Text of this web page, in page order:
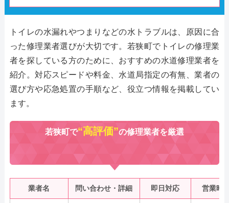
トイレの水漏れやつまりなどの水トラブルは、原因に合
った修理業者選びが大切です。若狭町でトイレの修理業
者を探している方のために、おすすめの水道修理業者を
紹介。対応スピードや料金、水道局指定の有無、業者の
選び方や応急処置の手順など、役立つ情報を掲載してい
ます。
若狭町で“高評価”の修理業者を厳選
業者名 問い合わせ・詳細 即日対応 営業時